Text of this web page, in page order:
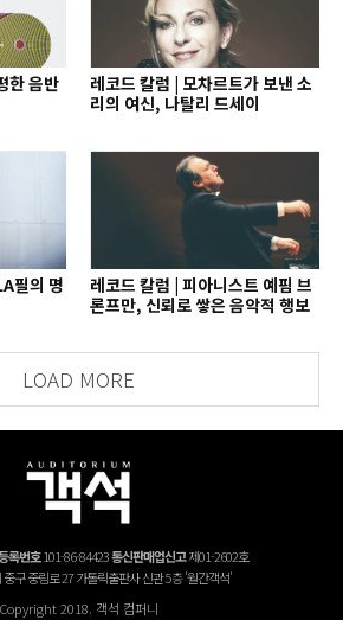
한 음반
레코드 칼럼 | 모차르트가 보낸 소
리의 여신, 나탈리 드세이
필의 명
레코드 칼럼 | 피아니스트 예핌 브
론프만, 신뢰로 쌓은 음악적 행보
LOAD MORE
록번호101-86-84423통신판매업신고제01-2602호
구 중림로 27 가톨릭출판사 신관 5층 '월간객석'
Copyright 2018. 객석 컴퍼니